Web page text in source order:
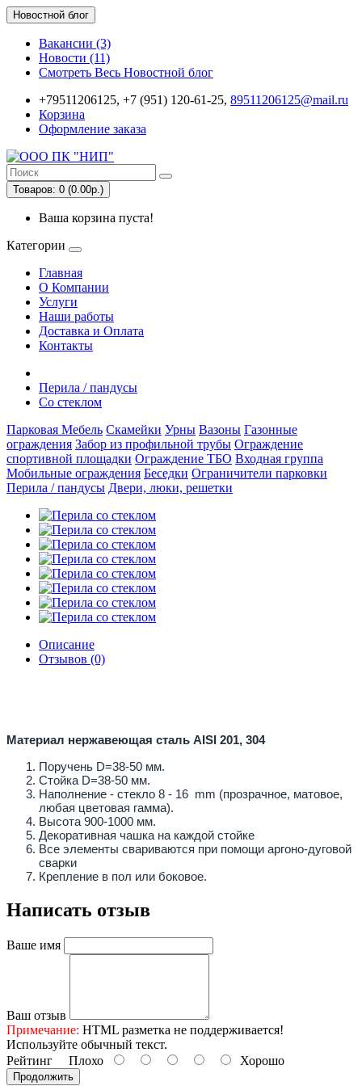
Новостной блог
Вакансии (3)
Новости (11)
Смотреть Весь Новостной блог
+79511206125, +7 (951) 120-61-25, 89511206125@mail.ru
Корзина
Оформление заказа
Товаров: 0 (0.00р.)
Ваша корзина пуста!
Категории
Главная
О Компании
Услуги
Наши работы
Доставка и Оплата
Контакты
Перила / пандусы
Со стеклом
Парковая Мебель Скамейки Урны Вазоны Газонные
ограждения Забор из профильной трубы Ограждение
спортивной площадки Ограждение ТБО Входная группа
Мобильные ограждения Беседки Ограничители парковки
Перила / пандусы Двери, люки, решетки
Описание
Отзывов (0)
Материал нержавеющая сталь AISI 201, 304
Поручень D=38-50 мм.
Стойка D=38-50 мм.
Наполнение - стекло 8 - 16 mm (прозрачное, матовое,
любая цветовая гамма).
Высота 900-1000 мм.
Декоративная чашка на каждой стойке
Все элементы свариваются при помощи аргоно-дуговой
сварки
Крепление в пол или боковое.
Написать отзыв
Ваше имя
Ваш отзыв
Примечание: HTML разметка не поддерживается!
Используйте обычный текст.
Рейтинг Плохо Хорошо
Продолжить